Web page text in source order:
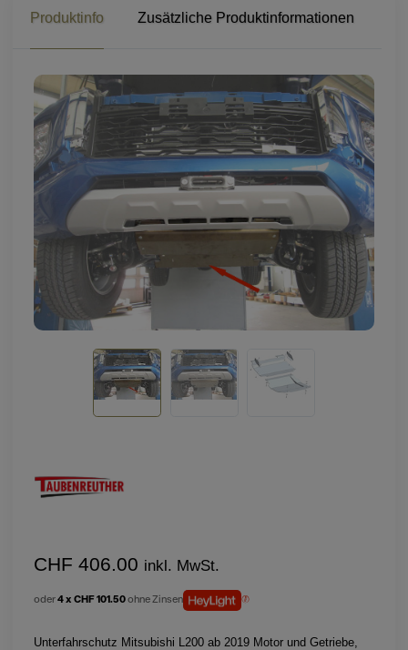
Produktinfo Zusätzliche Produktinformationen
CHF 406.00 inkl. MwSt.
oder4 x CHF 101.50ohne Zinsen
Unterfahrschutz Mitsubishi L200 ab 2019 Motor und Getriebe,